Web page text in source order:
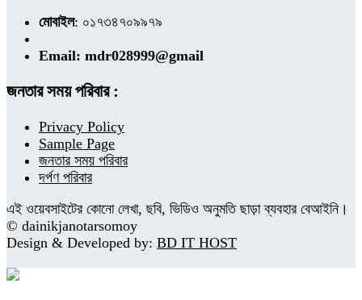
মোবাইল: ০১৭৩৪৭০৯৯৭৯
Email: mdr028999@gmail
জনতার সময় পরিবার :
Privacy Policy
Sample Page
জনতার সময় পরিবার
দর্পণ পরিবার
এই ওয়েবসাইটের কোনো লেখা, ছবি, ভিডিও অনুমতি ছাড়া ব্যবহার বেআইনি।
© dainikjanotarsomoy
Design & Developed by: BD IT HOST